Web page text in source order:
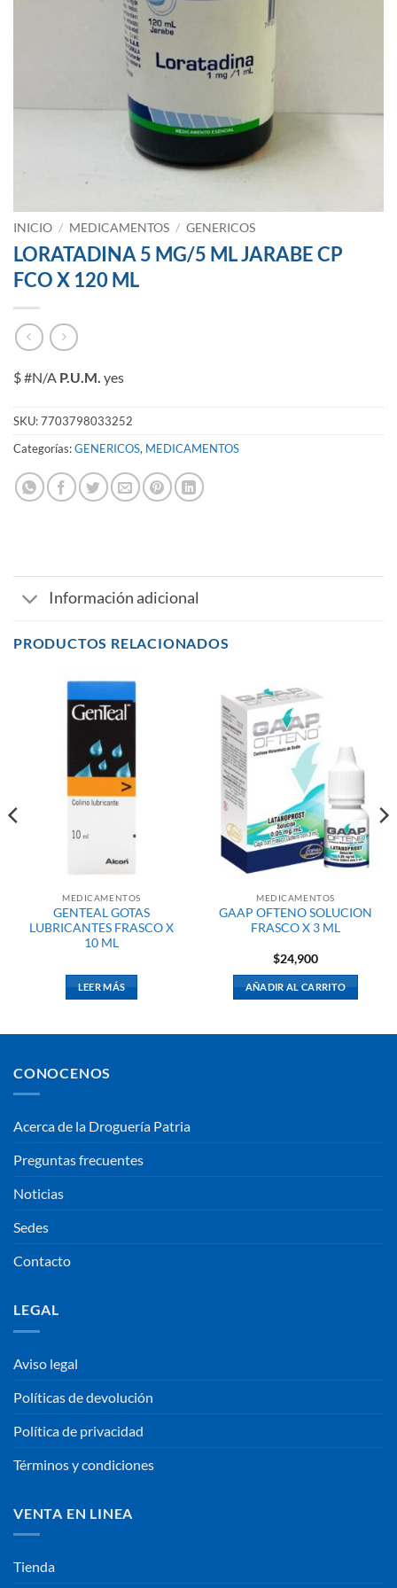
INICIO / MEDICAMENTOS / GENERICOS
LORATADINA 5 MG/5 ML JARABE CP
FCO X 120 ML
$ #N/A P.U.M. yes
SKU:7703798033252
Categorías:GENERICOS, MEDICAMENTOS
Información adicional
PRODUCTOS RELACIONADOS
MEDICAMENTOS
GENTEAL GOTAS
LUBRICANTES FRASCO X
10 ML
LEER MÁS
MEDICAMENTOS
GAAP OFTENO SOLUCION
FRASCO X 3 ML
$24,900
AÑADIR AL CARRITO
CONOCENOS
Acerca de la Droguería Patria
Preguntas frecuentes
Noticias
Sedes
Contacto
LEGAL
Aviso legal
Políticas de devolución
Política de privacidad
Términos y condiciones
VENTA EN LINEA
Tienda